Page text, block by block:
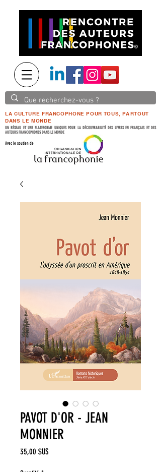
LA CULTURE FRANCOPHONE POUR TOUS, PARTOUT
DANS LE MONDE
UN RÉSEAU ET UNE PLATEFORME UNIQUES POUR LA DÉCOUVRABILITÉ DES LIVRES EN FRANÇAIS ET DES
AUTEURS FRANCOPHONES DANS LE MONDE
Avec le soutien de
PAVOT D'OR - JEAN
MONNIER
35,00 $US